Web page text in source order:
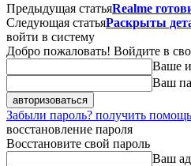
Предыдущая статьяRealme
Следующая статьяРаскрыты
войти в систему
Добро пожаловать! Войдите в
Ваше
Ваш
Забыли пароль? получить помощь
восстановление пароля
Восстановите свой пароль
Ваш